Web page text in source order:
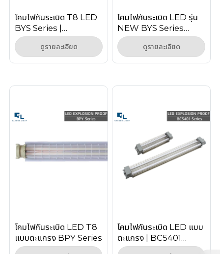
โคมไฟกันระเบิด T8 LED
BYS Series |
Explosion Proof
Linear Light Zone 1/2
ดูรายละเอียด
โคมไฟกันระเบิด LED รุ่น
NEW BYS Series
(LED Explosion
Proof)ดูรายละเอียด
โคมไฟกันระเบิด LED T8
แบบตะแกรง BPY Series
โคมไฟกันระเบิด LED แบบ
ตะแกรง | BC5401
Series (Explosion